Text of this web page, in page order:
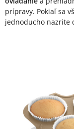
prípravy. Pokiaľ sa
jednoducho nazrite